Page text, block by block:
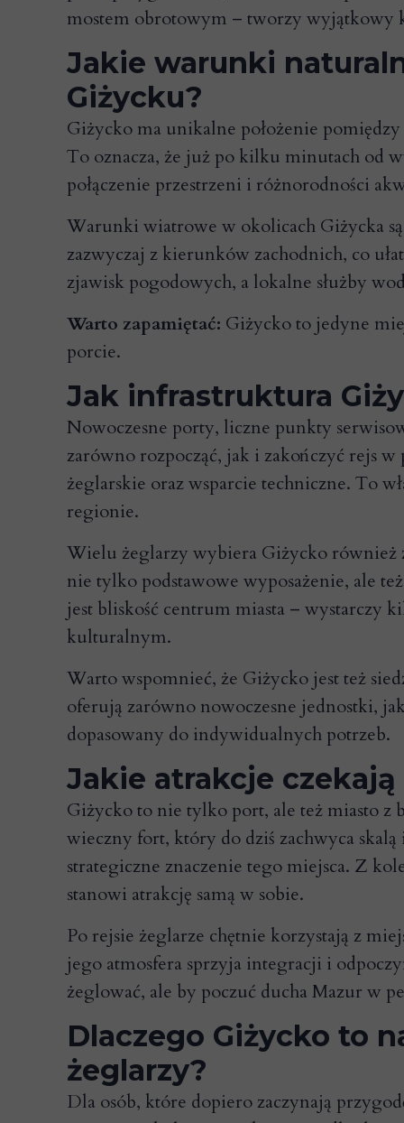
mostem obrotowym – tworzy wyjątkowy
Jakie warunki
Giżycku?
Giżycko ma unikalne położenie
To oznacza, że już po kilku minutach od
połączenie przestrzeni i różnorodności
Warunki wiatrowe w okolicach Giżycka
zazwyczaj z kierunków zachodnich, co
zjawisk pogodowych, a lokalne służby
Warto zapamiętać: Giżycko to jedyne
porcie.
Jak infrastruktura
Nowoczesne porty, liczne punkty
zarówno rozpocząć, jak i zakończyć rejs
żeglarskie oraz wsparcie techniczne. To
regionie.
Wielu żeglarzy wybiera Giżycko również
nie tylko podstawowe wyposażenie, ale
jest bliskość centrum miasta – wystarczy
kulturalnym.
Warto wspomnieć, że Giżycko jest też
oferują zarówno nowoczesne jednostki,
dopasowany do indywidualnych potrzeb.
Jakie atrakcje
Giżycko to nie tylko port, ale też miasto
wieczny fort, który do dziś zachwyca
strategiczne znaczenie tego miejsca. Z
stanowi atrakcję samą w sobie.
Po rejsie żeglarze chętnie korzystają z
jego atmosfera sprzyja integracji i
żeglować, ale by poczuć ducha Mazur w
Dlaczego Giżycko to
żeglarzy?
Dla osób, które dopiero zaczynają